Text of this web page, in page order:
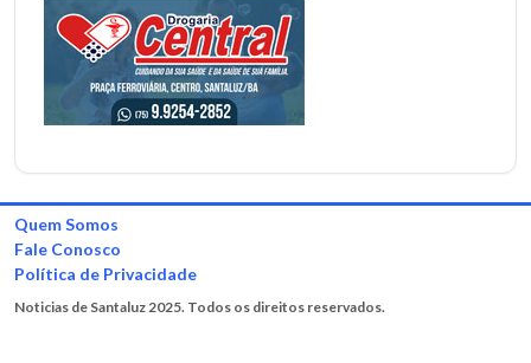
Quem Somos
Fale Conosco
Política de Privacidade
Noticias de Santaluz 2025. Todos os direitos reservados.